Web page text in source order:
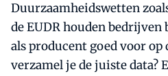
Duurzaamheidswetten zoals
de EUDR houden bedrijven
als producent goed voor op
verzamel je de juiste data?